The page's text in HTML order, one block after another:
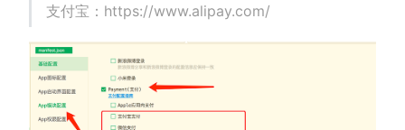
支付宝：https://www.alipay.com/